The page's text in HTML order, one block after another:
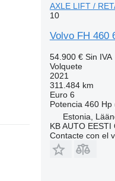
AXLE LIFT /
10
Volvo FH 460
54.900 € Sin IVA
Volquete
2021
311.484 km
Euro 6
Potencia 460 Hp
Estonia,
KB AUTO EESTI
Contacte con el